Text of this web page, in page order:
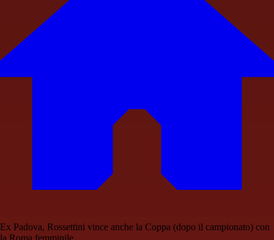
Ex Padova, Rossettini vince anche la Coppa (dopo il campionato) con